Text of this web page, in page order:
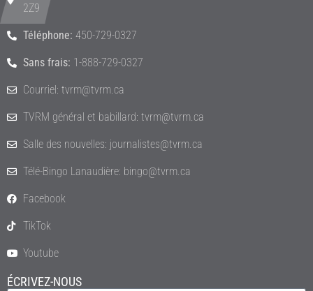
2Z9
Téléphone: 450-729-0327
Sans frais: 1-888-729-0327
Courriel: tvrm@tvrm.ca
TVRM général et babillard: tvrm@tvrm.ca
Salle des nouvelles: journalistes@tvrm.ca
Télé-Bingo Lanaudière: bingo@tvrm.ca
Facebook
TikTok
Youtube
ÉCRIVEZ-NOUS